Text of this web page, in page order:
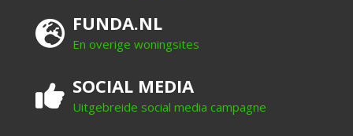
FUNDA.NL
En overige woningsites
SOCIAL MEDIA
Uitgebreide social media campagne